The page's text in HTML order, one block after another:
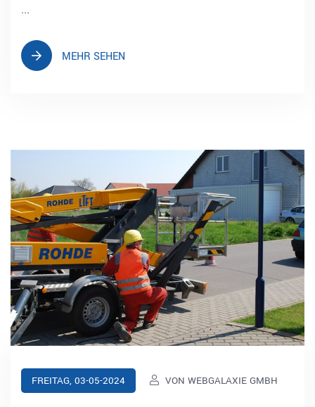
...
MEHR SEHEN
FREITAG, 03-05-2024 VON WEBGALAXIE GMBH